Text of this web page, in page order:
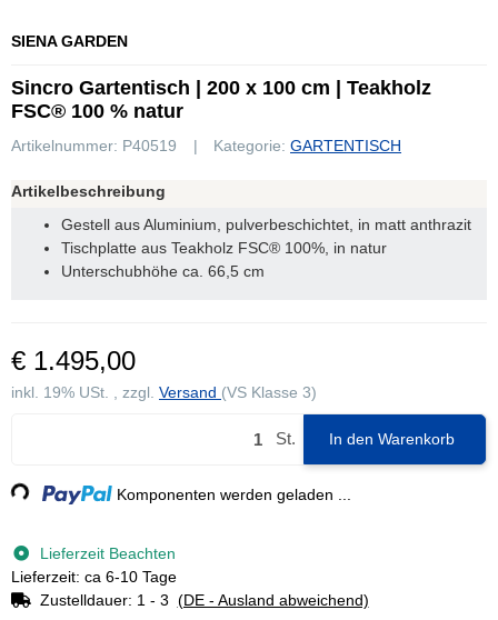
SIENA GARDEN
Sincro Gartentisch | 200 x 100 cm | Teakholz
FSC® 100 % natur
Artikelnummer: P40519 Kategorie: GARTENTISCH
Artikelbeschreibung
Gestell aus Aluminium, pulverbeschichtet, in matt anthrazit
Tischplatte aus Teakholz FSC® 100%, in natur
Unterschubhöhe ca. 66,5 cm
€ 1.495,00
inkl. 19% USt. , zzgl. Versand (VS Klasse 3)
St. In den Warenkorb
Loading... Komponenten werden geladen ...
Lieferzeit Beachten
Lieferzeit: ca 6-10 Tage
Zustelldauer: 1 - 3 (DE - Ausland abweichend)